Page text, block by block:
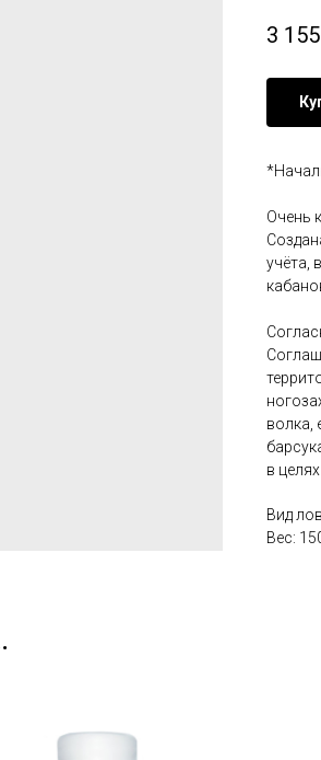
3 155
Очень
учёта,
волка,
в
Вид
Вес: